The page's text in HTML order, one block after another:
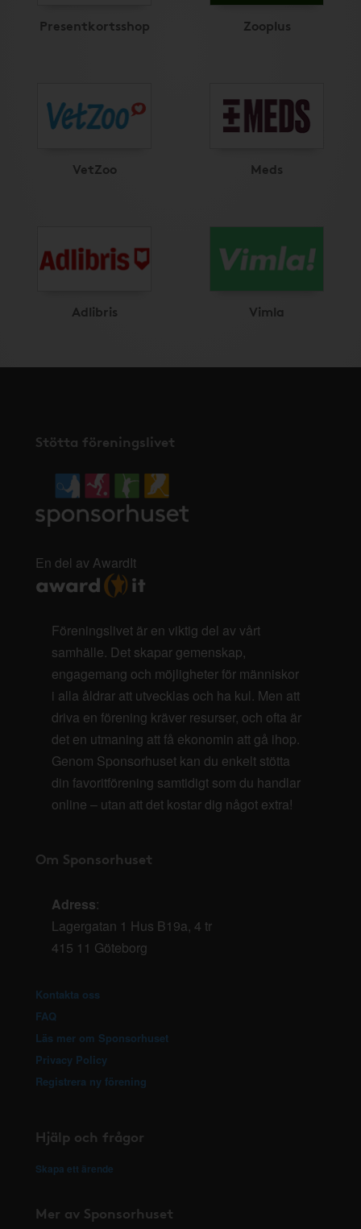
Presentkortsshop Zooplus
VetZoo Meds
Adlibris Vimla
Stötta föreningslivet
En del av AwardIt
Föreningslivet är en viktig del av vårt
samhälle. Det skapar gemenskap,
engagemang och möjligheter för människor
i alla åldrar att utvecklas och ha kul. Men att
driva en förening kräver resurser, och ofta är
det en utmaning att få ekonomin att gå ihop.
Genom Sponsorhuset kan du enkelt stötta
din favoritförening samtidigt som du handlar
online – utan att det kostar dig något extra!
Om Sponsorhuset
Adress:
Lagergatan 1 Hus B19a, 4 tr
415 11 Göteborg
Kontakta oss
FAQ
Läs mer om Sponsorhuset
Privacy Policy
Registrera ny förening
Hjälp och frågor
Skapa ett ärende
Mer av Sponsorhuset